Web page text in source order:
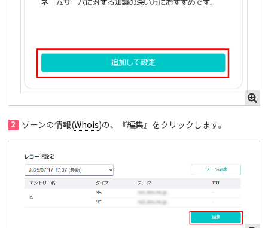
2 ゾーンの情報(Whois)の、『編集』をクリックします。